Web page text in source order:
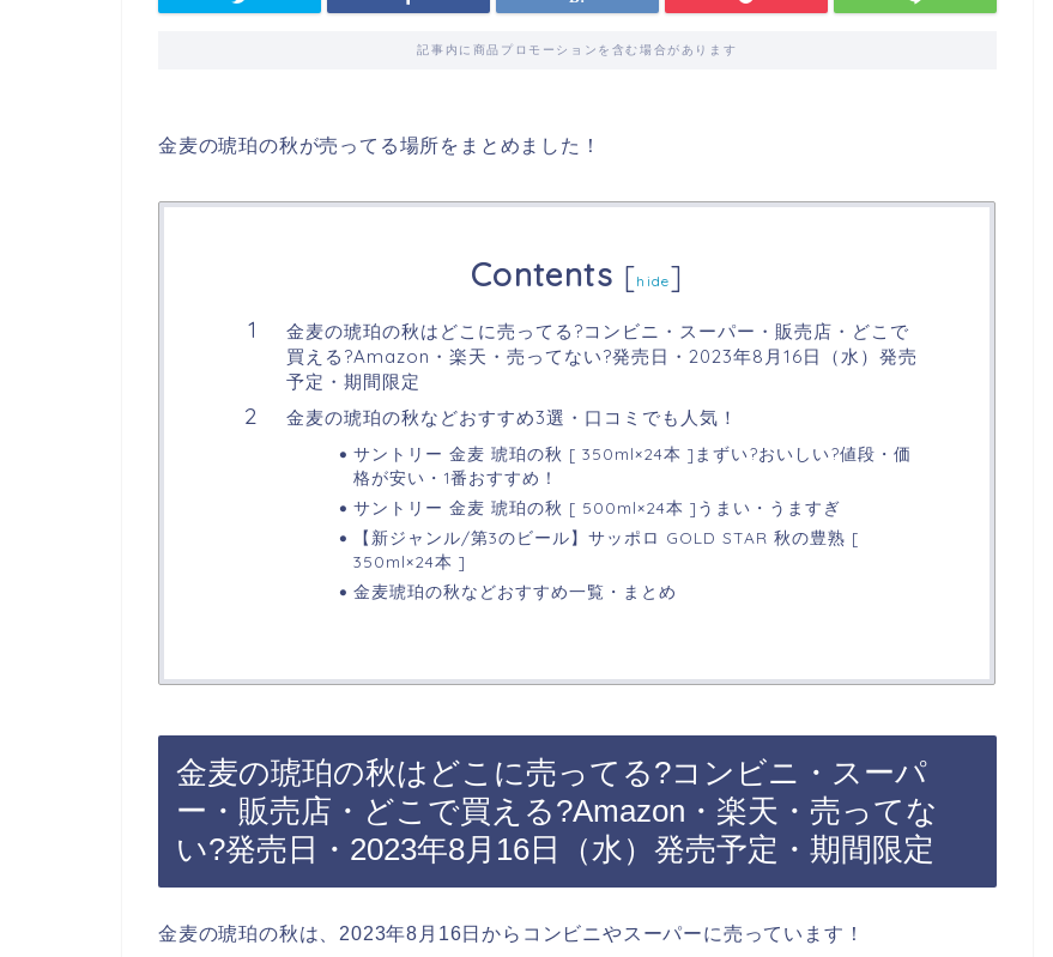
記事内に商品プロモーションを含む場合があります
金麦の琥珀の秋が売ってる場所をまとめました！
Contents [hide]
金麦の琥珀の秋はどこに売ってる?コンビニ・スーパー・販売店・どこで
買える?Amazon・楽天・売ってない?発売日・2023年8月16日（水）発売
予定・期間限定
金麦の琥珀の秋などおすすめ3選・口コミでも人気！
サントリー 金麦 琥珀の秋 [ 350ml×24本 ]まずい?おいしい?値段・価
格が安い・1番おすすめ！
サントリー 金麦 琥珀の秋 [ 500ml×24本 ]うまい・うますぎ
【新ジャンル/第3のビール】サッポロ GOLD STAR 秋の豊熟 [
350ml×24本 ]
金麦琥珀の秋などおすすめ一覧・まとめ
金麦の琥珀の秋はどこに売ってる?コンビニ・スーパ
ー・販売店・どこで買える?Amazon・楽天・売ってな
い?発売日・2023年8月16日（水）発売予定・期間限定
金麦の琥珀の秋は、2023年8月16日からコンビニやスーパーに売っています！